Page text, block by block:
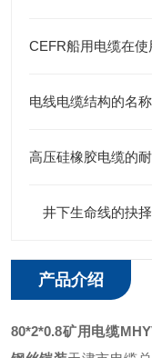
CEFR船用电缆在
电线电缆结构的名
高压硅橡胶电缆的
产品介绍
80*2*0.8矿用电缆